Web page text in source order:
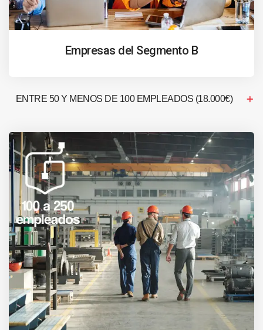
Empresas del Segmento B
ENTRE 50 Y MENOS DE 100 EMPLEADOS (18.000€)